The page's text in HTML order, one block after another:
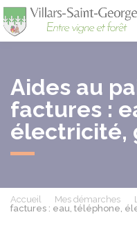
Aides au
factures :
électricité,
Accueil Mes démarches
factures : eau, téléphone,